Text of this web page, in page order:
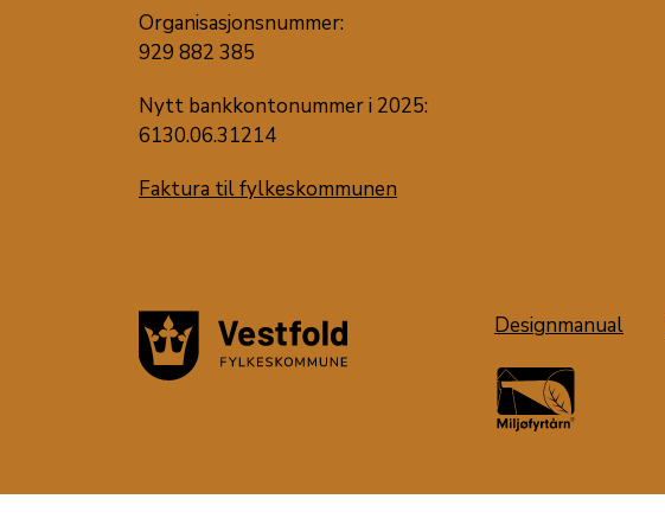
Organisasjonsnummer:
929 882 385
Nytt bankkontonummer i 2025:
6130.06.31214
Faktura til fylkeskommunen
Designmanual